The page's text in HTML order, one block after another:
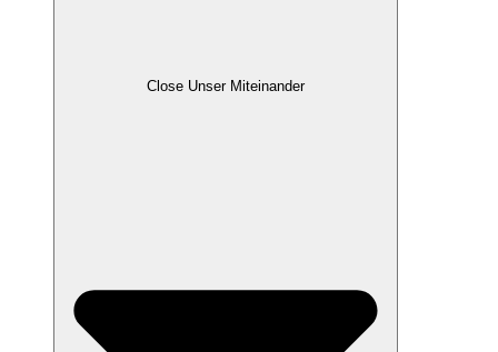
Close Unser Miteinander